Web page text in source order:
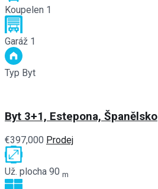
Koupelen 1
Garáž 1
Typ Byt
Byt 3+1, Estepona, Španělsko
€397,000 Prodej
Už. plocha 90 m